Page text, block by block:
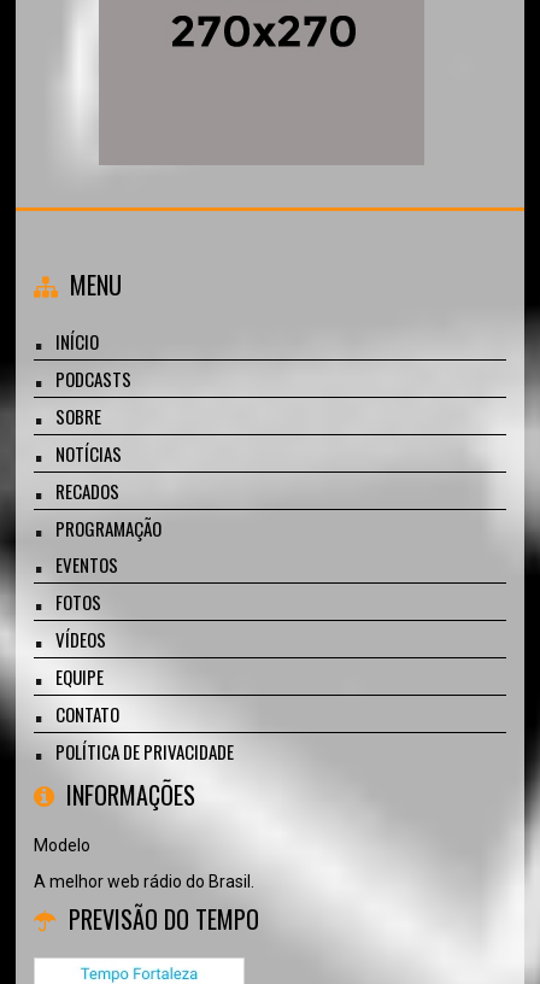
MENU
INÍCIO
PODCASTS
SOBRE
NOTÍCIAS
RECADOS
PROGRAMAÇÃO
EVENTOS
FOTOS
VÍDEOS
EQUIPE
CONTATO
POLÍTICA DE PRIVACIDADE
INFORMAÇÕES
Modelo
A melhor web rádio do Brasil.
PREVISÃO DO TEMPO